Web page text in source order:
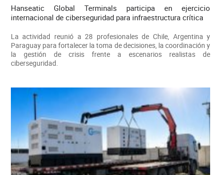
Hanseatic Global Terminals participa en ejercicio
internacional de ciberseguridad para infraestructura crítica
La actividad reunió a 28 profesionales de Chile, Argentina y
Paraguay para fortalecer la toma de decisiones, la coordinación y
la gestión de crisis frente a escenarios realistas de
ciberseguridad.